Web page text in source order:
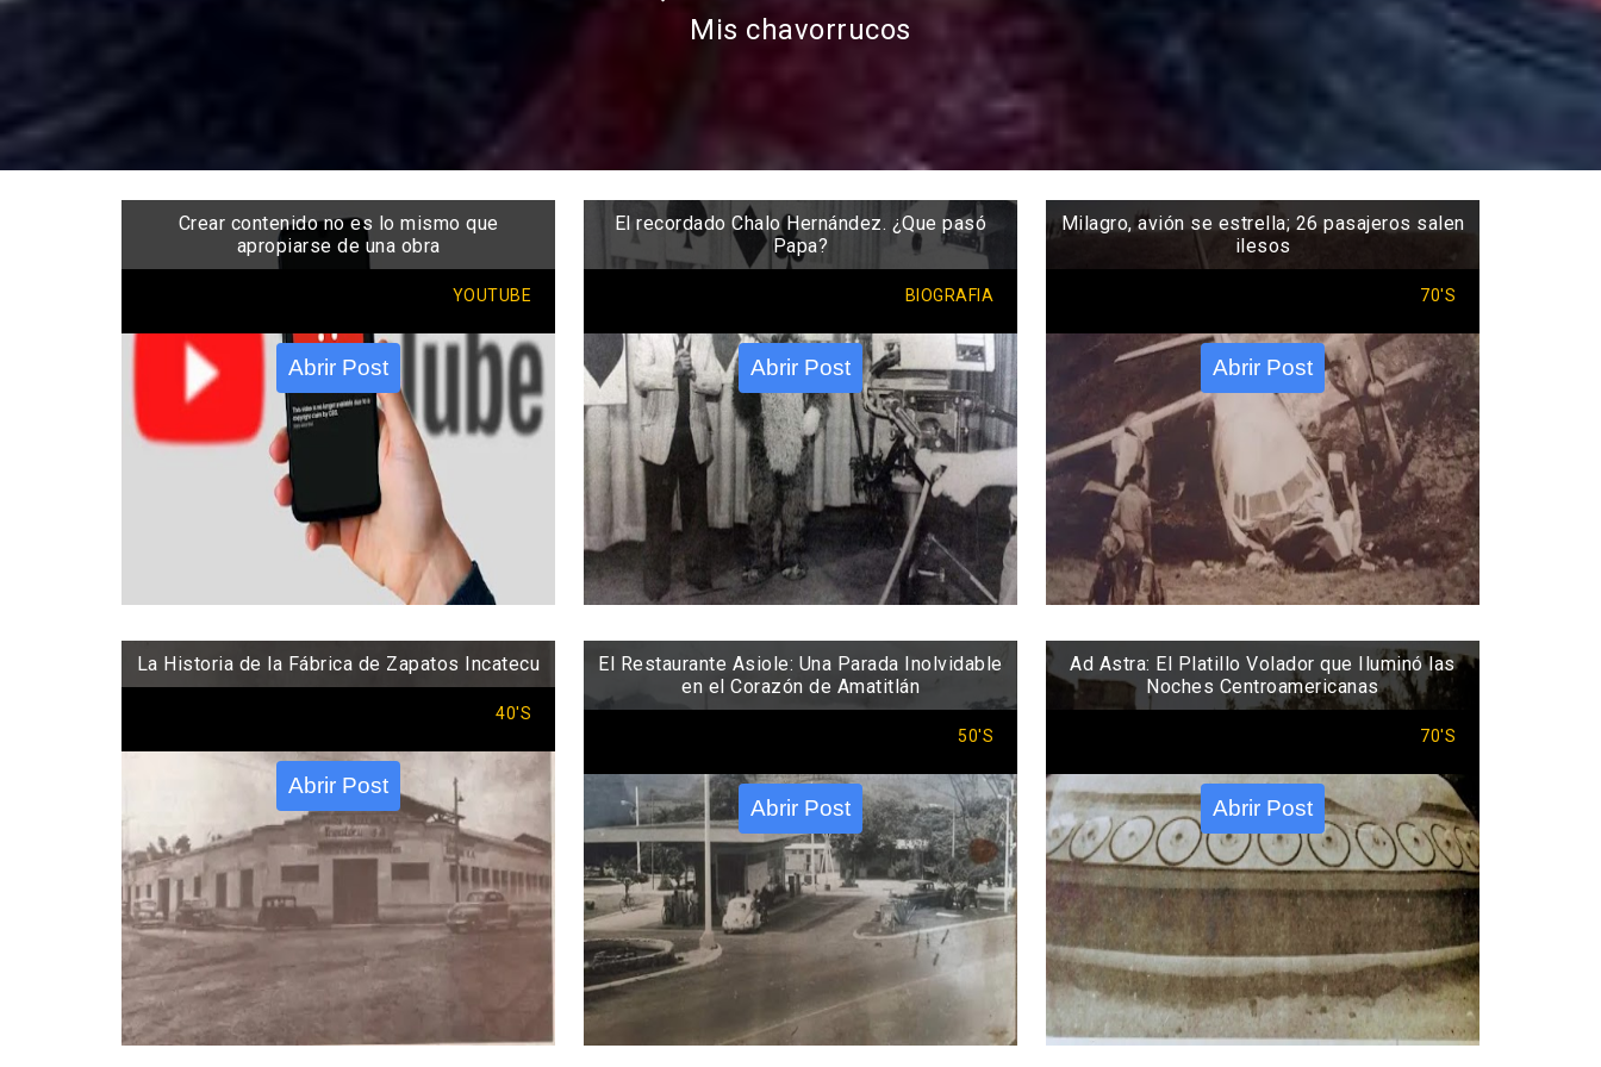
Mis chavorrucos
Crear contenido no es lo mismo que
apropiarse de una obra
YOUTUBE
Abrir Post
El recordado Chalo Hernández. ¿Que pasó
Papa?
BIOGRAFIA
Abrir Post
Milagro, avión se estrella; 26 pasajeros salen
ilesos
70'S
Abrir Post
La Historia de la Fábrica de Zapatos Incatecu
40'S
Abrir Post
El Restaurante Asiole: Una Parada Inolvidable
en el Corazón de Amatitlán
50'S
Abrir Post
Ad Astra: El Platillo Volador que Iluminó las
Noches Centroamericanas
70'S
Abrir Post